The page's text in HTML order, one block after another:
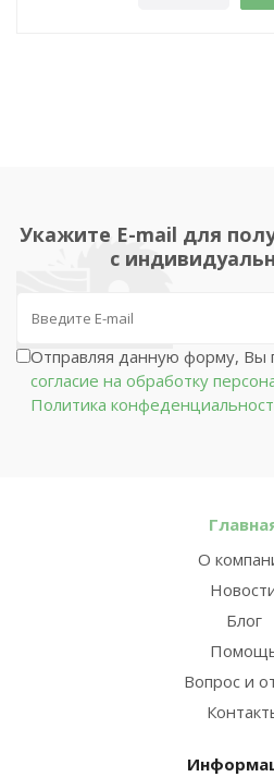
Укажите E-mail для
с
Отправляя данную форму, Вы
согласие на обработку
Политика
О
Блог
Вопрос и